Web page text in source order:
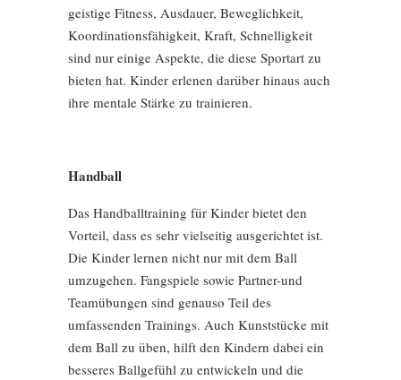
geistige Fitness, Ausdauer, Beweglichkeit,
Koordinationsfähigkeit, Kraft, Schnelligkeit
sind nur einige Aspekte, die diese Sportart zu
bieten hat. Kinder erlenen darüber hinaus auch
ihre mentale Stärke zu trainieren.
Handball
Das Handballtraining für Kinder bietet den
Vorteil, dass es sehr vielseitig ausgerichtet ist.
Die Kinder lernen nicht nur mit dem Ball
umzugehen. Fangspiele sowie Partner-und
Teamübungen sind genauso Teil des
umfassenden Trainings. Auch Kunststücke mit
dem Ball zu üben, hilft den Kindern dabei ein
besseres Ballgefühl zu entwickeln und die